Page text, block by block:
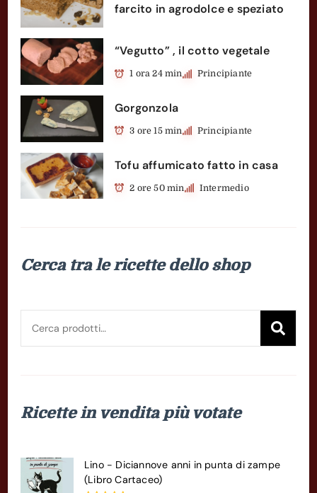
farcito in agrodolce e speziato
“Vegutto” , il cotto vegetale
1 ora 24 min Principiante
Gorgonzola
3 ore 15 min Principiante
Tofu affumicato fatto in casa
2 ore 50 min Intermedio
Cerca tra le ricette dello shop
Cerca:
Ricette in vendita più votate
Lino - Diciannove anni in punta di zampe
(Libro Cartaceo)